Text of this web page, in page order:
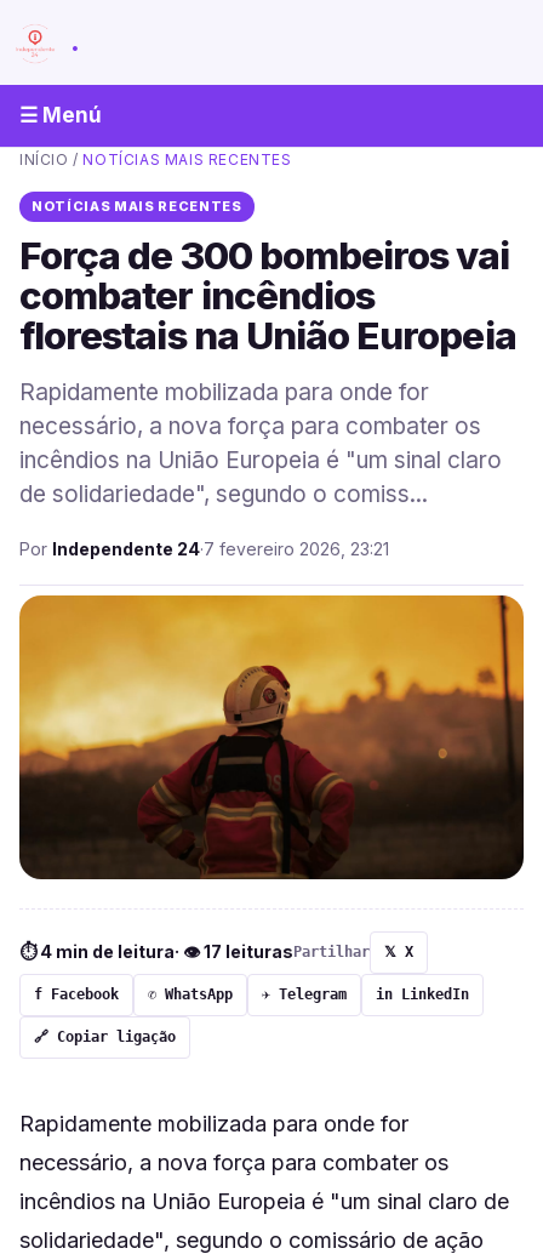
.
☰ Menú
INÍCIO /NOTÍCIAS MAIS RECENTES
NOTÍCIAS MAIS RECENTES
Força de 300 bombeiros vai
combater incêndios
florestais na União Europeia
Rapidamente mobilizada para onde for
necessário, a nova força para combater os
incêndios na União Europeia é "um sinal claro
de solidariedade", segundo o comiss...
Por Independente 24·7 fevereiro 2026, 23:21
⏱ 4 min de leitura· 👁 17 leiturasPartilhar 𝕏 X
f Facebook ✆ WhatsApp ✈ Telegram in LinkedIn
🔗 Copiar ligação
Rapidamente mobilizada para onde for
necessário, a nova força para combater os
incêndios na União Europeia é "um sinal claro de
solidariedade", segundo o comissário de ação